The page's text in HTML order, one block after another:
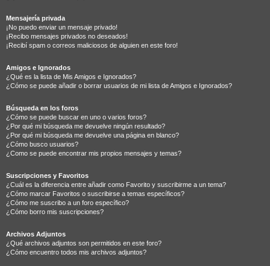
Mensajería privada
¡No puedo enviar un mensaje privado!
¡Recibo mensajes privados no deseados!
¡Recibí spam o correos maliciosos de alguien en este foro!
Amigos e Ignorados
¿Qué es la lista de Mis Amigos e Ignorados?
¿Cómo se puede añadir o borrar usuarios de mi lista de Amigos e Ignorados?
Búsqueda en los foros
¿Cómo se puede buscar en uno o varios foros?
¿Por qué mi búsqueda me devuelve ningún resultado?
¿Por qué mi búsqueda me devuelve una página en blanco?
¿Cómo busco usuarios?
¿Como se puede encontrar mis propios mensajes y temas?
Suscripciones y Favoritos
¿Cuál es la diferencia entre añadir como Favorito y suscribirme a un tema?
¿Cómo marcar Favoritos o suscribirse a temas específicos?
¿Cómo me suscribo a un foro específico?
¿Cómo borro mis suscripciones?
Archivos Adjuntos
¿Qué archivos adjuntos son permitidos en este foro?
¿Cómo encuentro todos mis archivos adjuntos?